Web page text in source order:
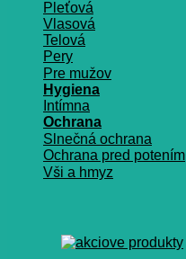
Pleťová
Vlasová
Telová
Pery
Pre mužov
Hygiena
Intímna
Ochrana
Slnečná ochrana
Ochrana pred potením
Vši a hmyz